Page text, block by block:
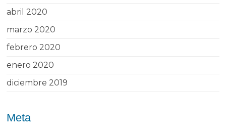
abril 2020
marzo 2020
febrero 2020
enero 2020
diciembre 2019
Meta